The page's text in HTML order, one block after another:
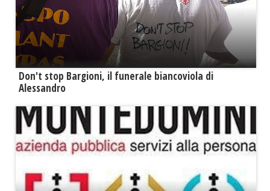
Don't stop Bargioni, il funerale biancoviola di
Alessandro